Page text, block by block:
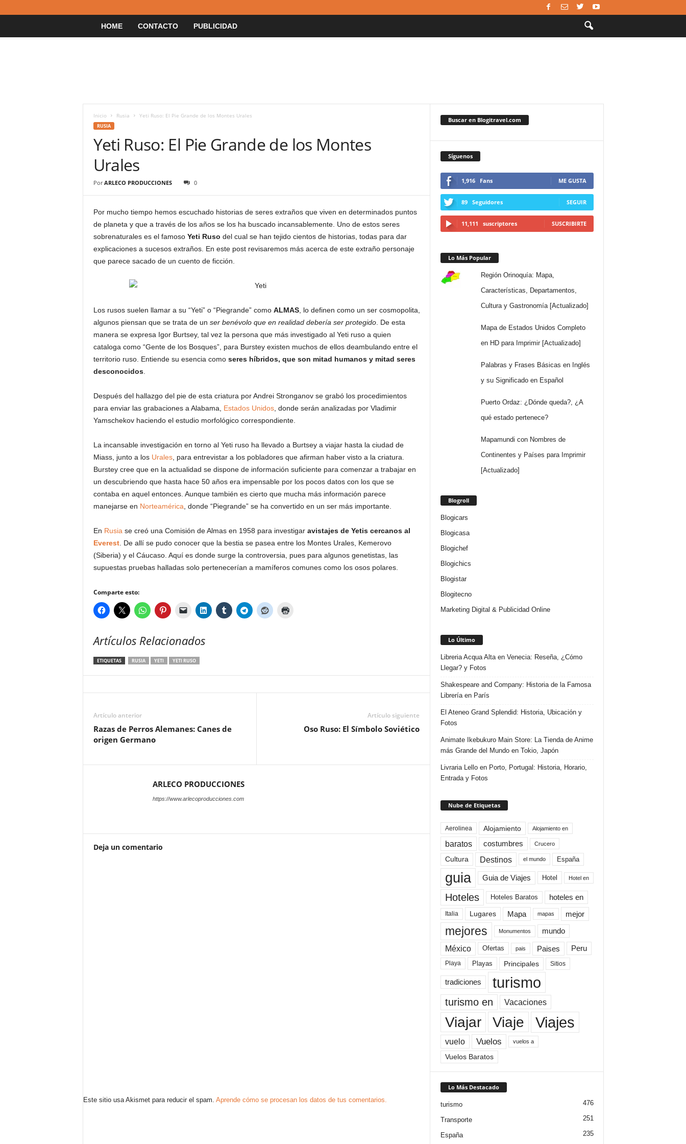
HOME CONTACTO PUBLICIDAD
Inicio Rusia Yeti Ruso: El Pie Grande de los Montes Urales
RUSIA
Yeti Ruso: El Pie Grande de los Montes
Urales
Por ARLECO PRODUCCIONES 0
Por mucho tiempo hemos escuchado historias de seres extraños que viven en determinados puntos
de planeta y que a través de los años se los ha buscado incansablemente. Uno de estos seres
sobrenaturales es el famoso Yeti Ruso del cual se han tejido cientos de historias, todas para dar
explicaciones a sucesos extraños. En este post revisaremos más acerca de este extraño personaje
que parece sacado de un cuento de ficción.
Los rusos suelen llamar a su “Yeti” o “Piegrande” como ALMAS, lo definen como un ser cosmopolita,
algunos piensan que se trata de un ser benévolo que en realidad debería ser protegido. De esta
manera se expresa Igor Burtsey, tal vez la persona que más investigado al Yeti ruso a quien
cataloga como “Gente de los Bosques”, para Burstey existen muchos de ellos deambulando entre el
territorio ruso. Entiende su esencia como seres híbridos, que son mitad humanos y mitad seres
desconocidos.
Después del hallazgo del pie de esta criatura por Andrei Stronganov se grabó los procedimientos
para enviar las grabaciones a Alabama, Estados Unidos, donde serán analizadas por Vladimir
Yamschekov haciendo el estudio morfológico correspondiente.
La incansable investigación en torno al Yeti ruso ha llevado a Burtsey a viajar hasta la ciudad de
Miass, junto a los Urales, para entrevistar a los pobladores que afirman haber visto a la criatura.
Burstey cree que en la actualidad se dispone de información suficiente para comenzar a trabajar en
un descubriendo que hasta hace 50 años era impensable por los pocos datos con los que se
contaba en aquel entonces. Aunque también es cierto que mucha más información parece
manejarse en Norteamérica , donde “Piegrande” se ha convertido en un ser más importante.
En Rusia se creó una Comisión de Almas en 1958 para investigar avistajes de Yetis cercanos al
Everest. De allí se pudo conocer que la bestia se pasea entre los Montes Urales, Kemerovo
(Siberia) y el Cáucaso. Aquí es donde surge la controversia, pues para algunos genetistas, las
supuestas pruebas halladas solo pertenecerían a mamíferos comunes como los osos polares.
Comparte esto:
Artículos Relacionados
ETIQUETAS RUSIA YETI YETI RUSO
Artículo anterior
Razas de Perros Alemanes: Canes de
origen Germano
Artículo siguiente
Oso Ruso: El Símbolo Soviético
ARLECO PRODUCCIONES
https://www.arlecoproducciones.com
Deja un comentario
Este sitio usa Akismet para reducir el spam. Aprende cómo se procesan los datos de tus comentarios.
Buscar en Blogitravel.com
Síguenos
1,916 Fans ME GUSTA
89 Seguidores SEGUIR
11,111 suscriptores SUSCRIBIRTE
Lo Más Popular
Región Orinoquía: Mapa,
Características, Departamentos,
Cultura y Gastronomía [Actualizado]
Mapa de Estados Unidos Completo
en HD para Imprimir [Actualizado]
Palabras y Frases Básicas en Inglés
y su Significado en Español
Puerto Ordaz: ¿Dónde queda?, ¿A
qué estado pertenece?
Mapamundi con Nombres de
Continentes y Países para Imprimir
[Actualizado]
Blogroll
Blogicars
Blogicasa
Blogichef
Blogichics
Blogistar
Blogitecno
Marketing Digital & Publicidad Online
Lo Último
Libreria Acqua Alta en Venecia: Reseña, ¿Cómo
Llegar? y Fotos
Shakespeare and Company: Historia de la Famosa
Librería en París
El Ateneo Grand Splendid: Historia, Ubicación y
Fotos
Animate Ikebukuro Main Store: La Tienda de Anime
más Grande del Mundo en Tokio, Japón
Livraria Lello en Porto, Portugal: Historia, Horario,
Entrada y Fotos
Nube de Etiquetas
Aerolinea Alojamiento Alojamiento en
baratos costumbres Crucero
Cultura Destinos el mundo España
guia Guia de Viajes Hotel Hotel en
Hoteles Hoteles Baratos hoteles en
Italia Lugares Mapa mapas mejor
mejores Monumentos mundo
México Ofertas pais Paises Peru
Playa Playas Principales Sitios
tradiciones turismo
turismo en Vacaciones
Viajar Viaje Viajes
vuelo Vuelos vuelos a
Vuelos Baratos
Lo Más Destacado
turismo 476
Transporte 251
España 235